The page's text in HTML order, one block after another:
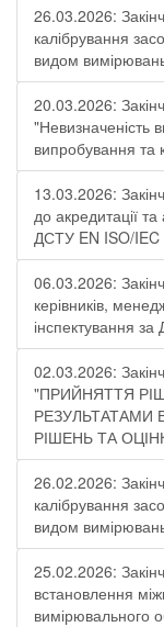
26.03.2026:
калібрування
видом
20.03.2026:
"Невизначеність
випробування та
13.03.2026:
до акредитації
ДСТУ EN ISO/
06.03.2026:
керівників,
інспектування
02.03.2026:
"ПРИЙНЯТТЯ
РЕЗУЛЬТАТАМИ
РІШЕНЬ ТА
26.02.2026:
калібрування
видом
25.02.2026:
встановлення
вимірювального